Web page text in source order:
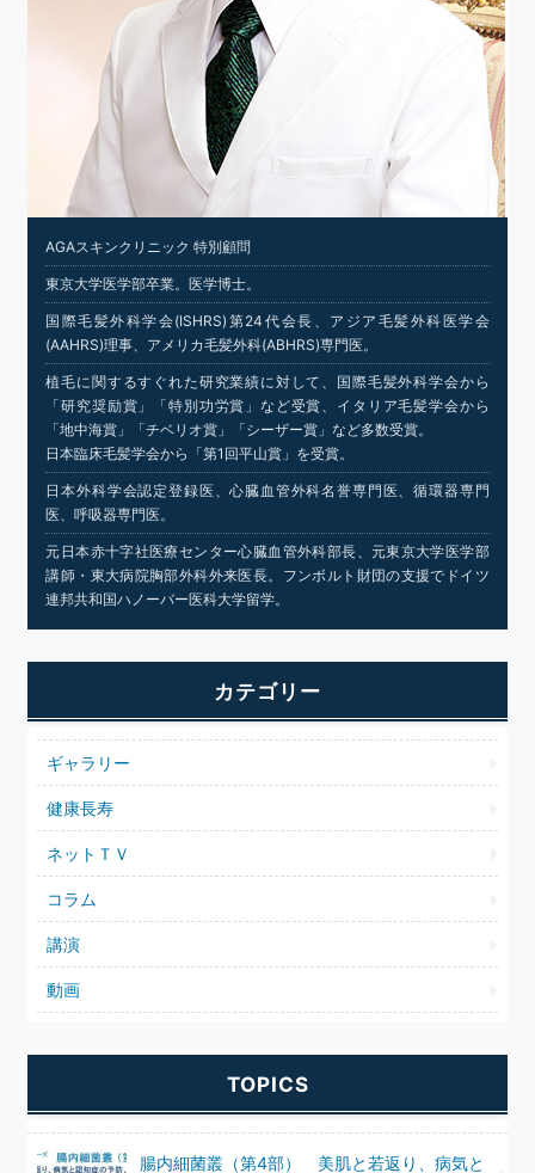
AGAスキンクリニック 特別顧問
東京大学医学部卒業。医学博士。
国際毛髪外科学会(ISHRS)第24代会長、アジア毛髪外科医学会
(AAHRS)理事、アメリカ毛髪外科(ABHRS)専門医。
植毛に関するすぐれた研究業績に対して、国際毛髪外科学会から
「研究奨励賞」「特別功労賞」など受賞、イタリア毛髪学会から
「地中海賞」「チベリオ賞」「シーザー賞」など多数受賞。
日本臨床毛髪学会から「第1回平山賞」を受賞。
日本外科学会認定登録医、心臓血管外科名誉専門医、循環器専門
医、呼吸器専門医。
元日本赤十字社医療センター心臓血管外科部長、元東京大学医学部
講師・東大病院胸部外科外来医長。フンボルト財団の支援でドイツ
連邦共和国ハノーバー医科大学留学。
カテゴリー
ギャラリー
健康長寿
ネットＴＶ
コラム
講演
動画
TOPICS
腸内細菌叢（第4部） 美肌と若返り、病気と